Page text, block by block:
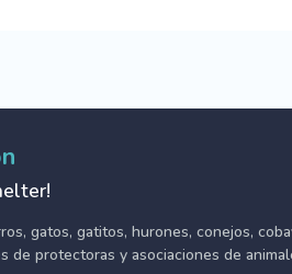
gatos, gatitos, hurones, conejos,
de protectoras y asociaciones de